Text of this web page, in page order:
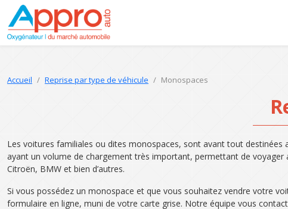
Accueil Reprise par type de véhicule Monospaces
Les voitures familiales ou dites monospaces, sont avant tout
ayant un volume de chargement très important, permettant de
Citroën, BMW et bien d’autres.
Si vous possédez un monospace et que vous souhaitez vendre votre
formulaire en ligne, muni de votre carte grise. Notre équipe vous